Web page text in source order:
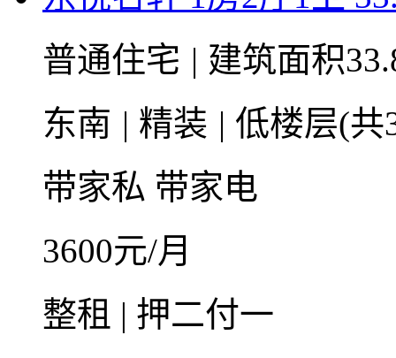
普通住宅 | 建筑面积
东南 | 精装 | 低楼层(
带家私 带家电
3600元/月
整租 | 押二付一